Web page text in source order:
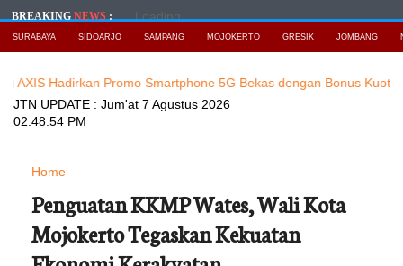
BREAKINGNEWS: Loading...
SURABAYA SIDOARJO SAMPANG MOJOKERTO GRESIK JOMBANG
Promo Smartphone 5G Bekas dengan Bonus Kuota Baca
JTN UPDATE : Jum'at 7 Agustus 2026
02:48:56 PM
Home
Penguatan KKMP Wates, Wali Kota
Mojokerto Tegaskan Kekuatan